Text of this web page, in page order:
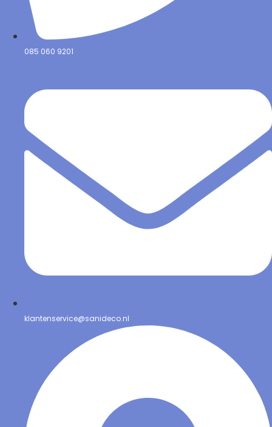
085 060 9201
klantenservice@sanideco.nl